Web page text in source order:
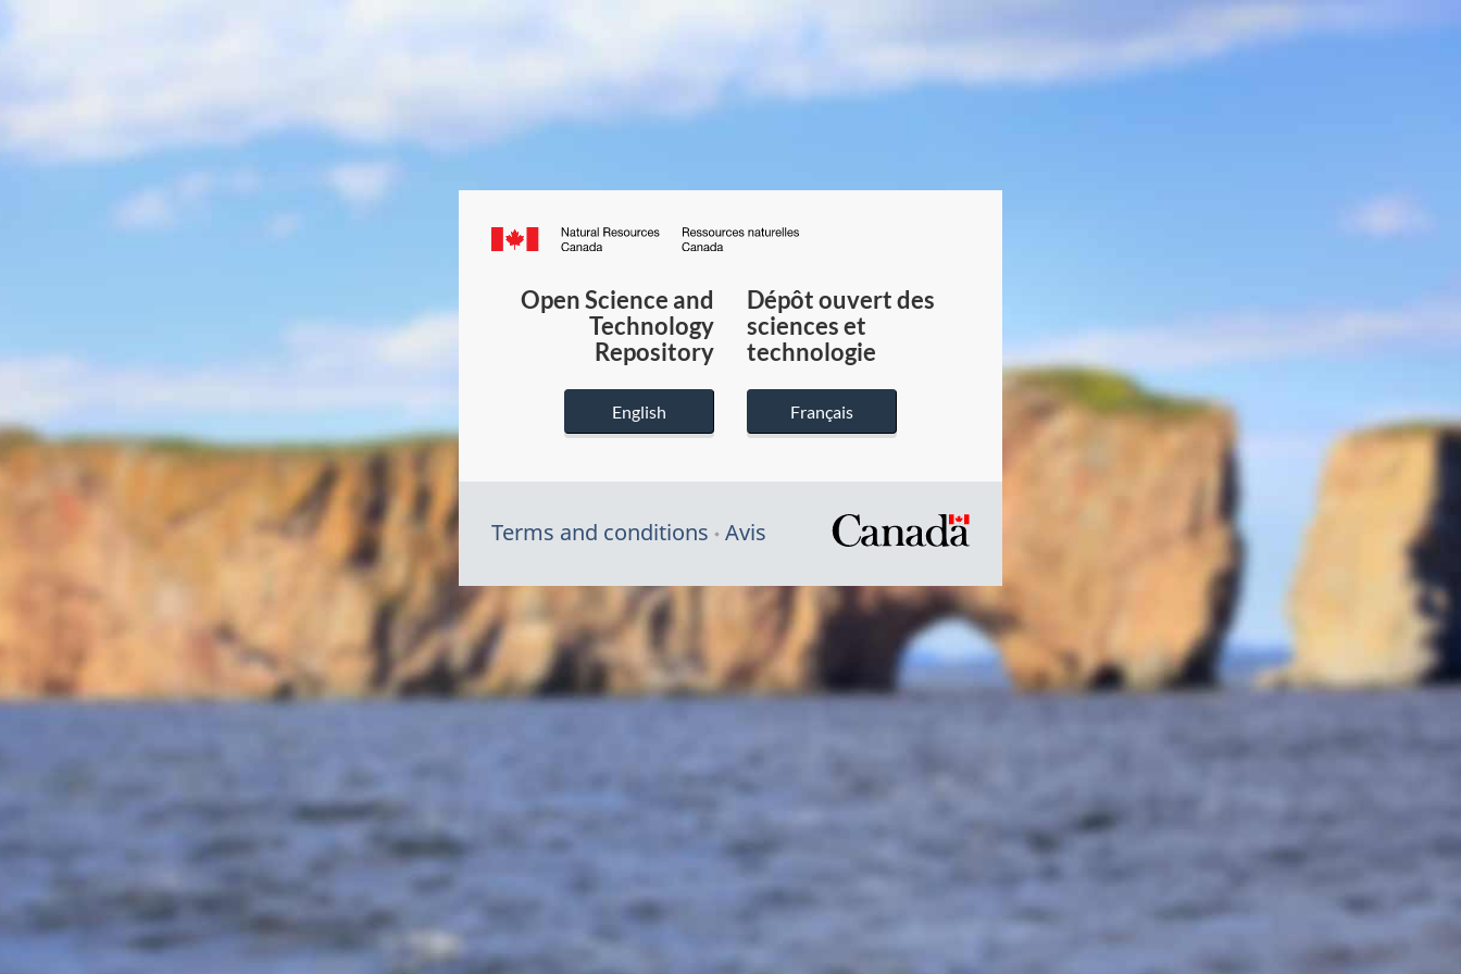
Canada.ca
du
Canada
Open Science and
Technology
Repository
English
Dépôt ouvert des
sciences et
technologie
Français
Terms and conditions Avis
/
du
gouvernement
du